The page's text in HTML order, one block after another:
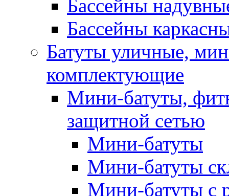
Бассейны
Бассейны
Батуты уличные,
комплектующие
Мини-батуты,
защитной сетью
Мини-батуты
Мини-батуты
Мини-батуты с